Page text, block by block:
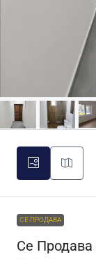
СЕ ПРОДАВА
Се Продава